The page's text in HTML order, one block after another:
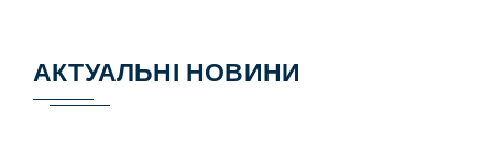
АКТУАЛЬНІ НОВИНИ